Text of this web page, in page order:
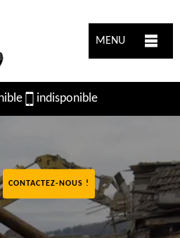
MENU
indisponible
CONTACTEZ-NOUS !